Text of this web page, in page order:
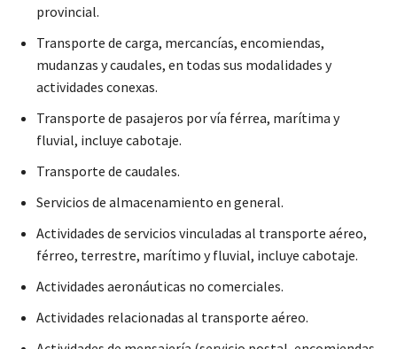
provincial.
Transporte de carga, mercancías, encomiendas,
mudanzas y caudales, en todas sus modalidades y
actividades conexas.
Transporte de pasajeros por vía férrea, marítima y
fluvial, incluye cabotaje.
Transporte de caudales.
Servicios de almacenamiento en general.
Actividades de servicios vinculadas al transporte aéreo,
férreo, terrestre, marítimo y fluvial, incluye cabotaje.
Actividades aeronáuticas no comerciales.
Actividades relacionadas al transporte aéreo.